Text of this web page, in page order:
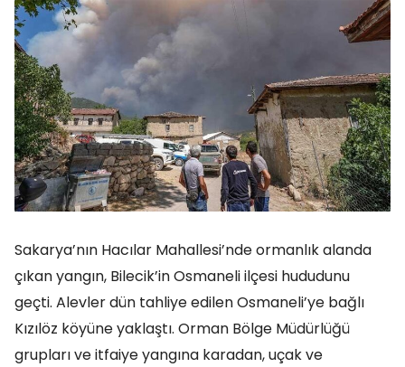
Sakarya’nın Hacılar Mahallesi’nde ormanlık alanda
çıkan yangın, Bilecik’in Osmaneli ilçesi hududunu
geçti. Alevler dün tahliye edilen Osmaneli’ye bağlı
Kızılöz köyüne yaklaştı. Orman Bölge Müdürlüğü
grupları ve itfaiye yangına karadan, uçak ve